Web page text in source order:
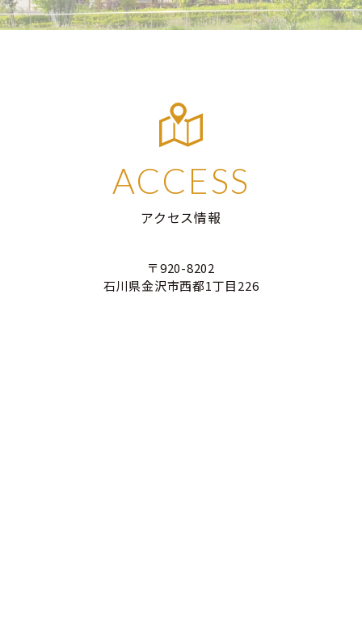
ACCESS
アクセス情報
〒920-8202
石川県金沢市西都1丁目226